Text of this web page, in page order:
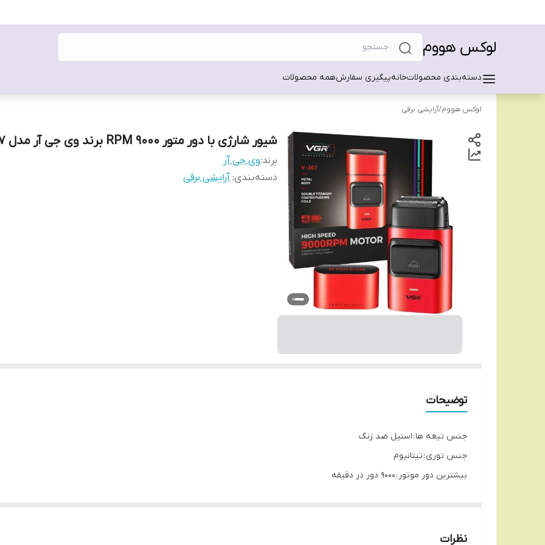
لوکس هووم
دسته‌بندی محصولاتخانهپیگیری سفارشهمه محصولات
لوکس هووم/آرایشی برقی
شیور شارژی با دور متور 9000 RPM برند وی جی آر مدل V-307
برند:وی جی آر
دسته‌بندی: آرایشی برقی
توضیحات
جنس تیغه ها : استیل ضد زنگ
جنس توری : تیتانیوم
بیشترین دور موتور : 9000 دور در دقیقه
امکان استفاده مداوم تا : 180 دقیقه
نظرات